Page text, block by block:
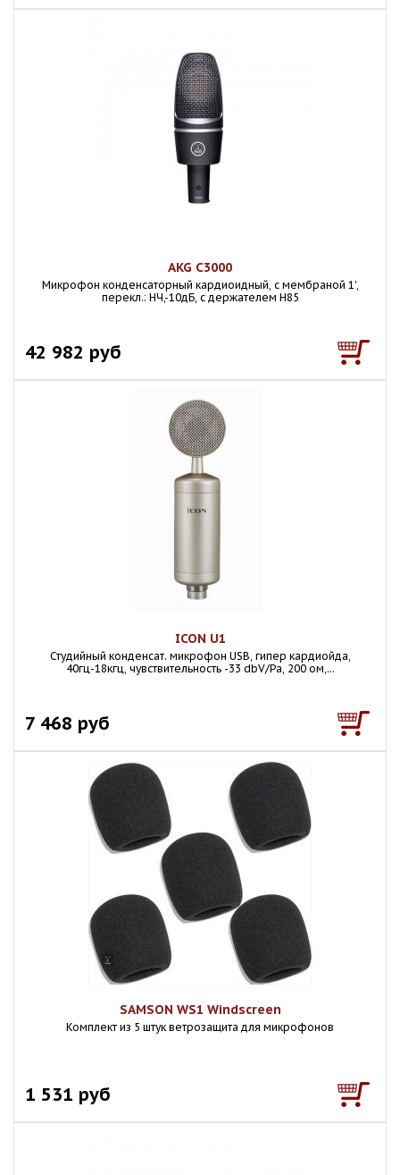
AKG C3000
Микрофон конденсаторный кардиоидный, с мембраной 1',
перекл.: НЧ,-10дБ, с держателем H85
42 982 руб
ICON U1
Студийный конденсат. микрофон USB, гипер кардиойда,
40гц-18кгц, чувствительность -33 dbV/Pa, 200 ом,...
7 468 руб
SAMSON WS1 Windscreen
Комплект из 5 штук ветрозащита для микрофонов
1 531 руб